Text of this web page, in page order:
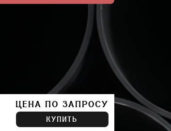
ЦЕНА ПО ЗАПРОСУ
КУПИТЬ